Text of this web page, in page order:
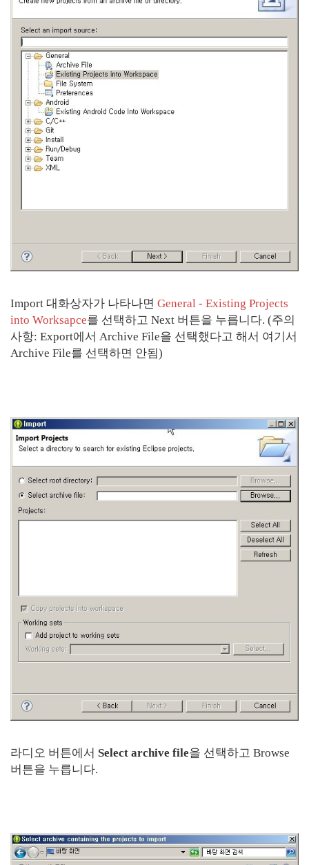
Import 대화상자가 나타나면 General - Existing Projects
into Worksapce를 선택하고 Next 버튼을 누릅니다. (주의
사항: Export에서 Archive File을 선택했다고 해서 여기서
Archive File를 선택하면 안됨)
라디오 버튼에서 Select archive file을 선택하고 Browse
버튼을 누릅니다.